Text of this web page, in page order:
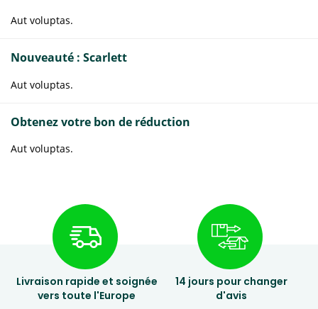
Aut voluptas.
Nouveauté : Scarlett
Aut voluptas.
Obtenez votre bon de réduction
Aut voluptas.
Livraison rapide et soignée
vers toute l'Europe
14 jours pour changer
d'avis